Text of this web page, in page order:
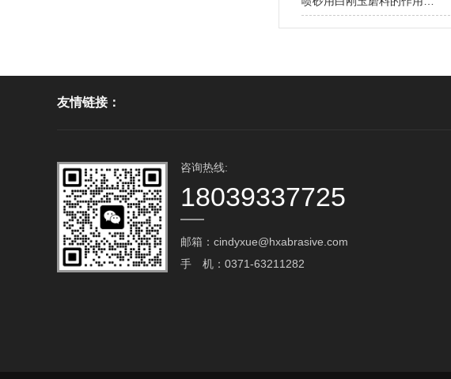
友情链接：
咨询热线:
18039337725
邮箱：cindyxue@hxabrasive.com‬
手 机：0371-63211282